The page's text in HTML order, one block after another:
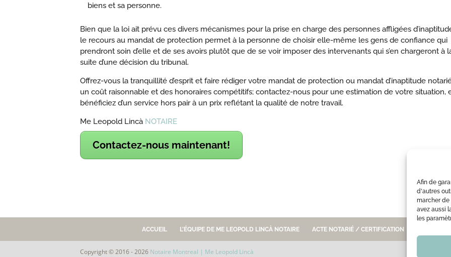
Afin de
d'autres
marcher de
avez aussi
les
biens et sa personne.
Bien que la loi ait prévu ces divers mécanismes pour la prise en charge des personnes affligées
le recours au mandat de protection permet à la personne de choisir elle-même les gens de confiance qui
prendront soin d’elle et de ses avoirs plutôt que de se voir imposer des intervenants qui s’en chargeront à
suite d’une décision du tribunal.
Offrez-vous la tranquillité d’esprit et faire rédiger votre mandat de protection ou mandat d’inaptitude
un coût raisonnable et des honoraires compétitifs; contactez-nous pour une estimation de votre situation,
bénéficiez d’un service hors pair à un prix reflétant la qualité de notre travail.
Me Leopold Lincà NOTAIRE
Contactez-nous maintenant!
ACCUEIL L’ÉQUIPE DE ME LEOPOLD LINCÀ NOTAIRE ACTE NOTARIÉ / CERTIFICATION
Copyright © 2016 - 2026 Notaire Montreal | Me Leopold Lincà